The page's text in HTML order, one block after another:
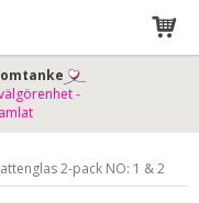
-
2-pack NO: 1 & 2